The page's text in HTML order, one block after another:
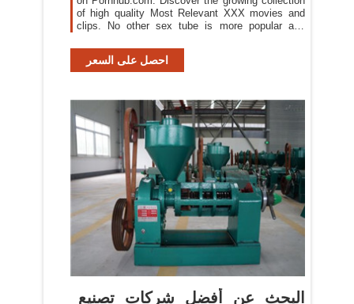
of high quality Most Relevant XXX movies and
clips. No other sex tube is more popular and
Pornhub! Browse through our impressive
selection of porn videos in HD quality on any
احصل على السعر
البحث عن أفضل شركات تصنيع